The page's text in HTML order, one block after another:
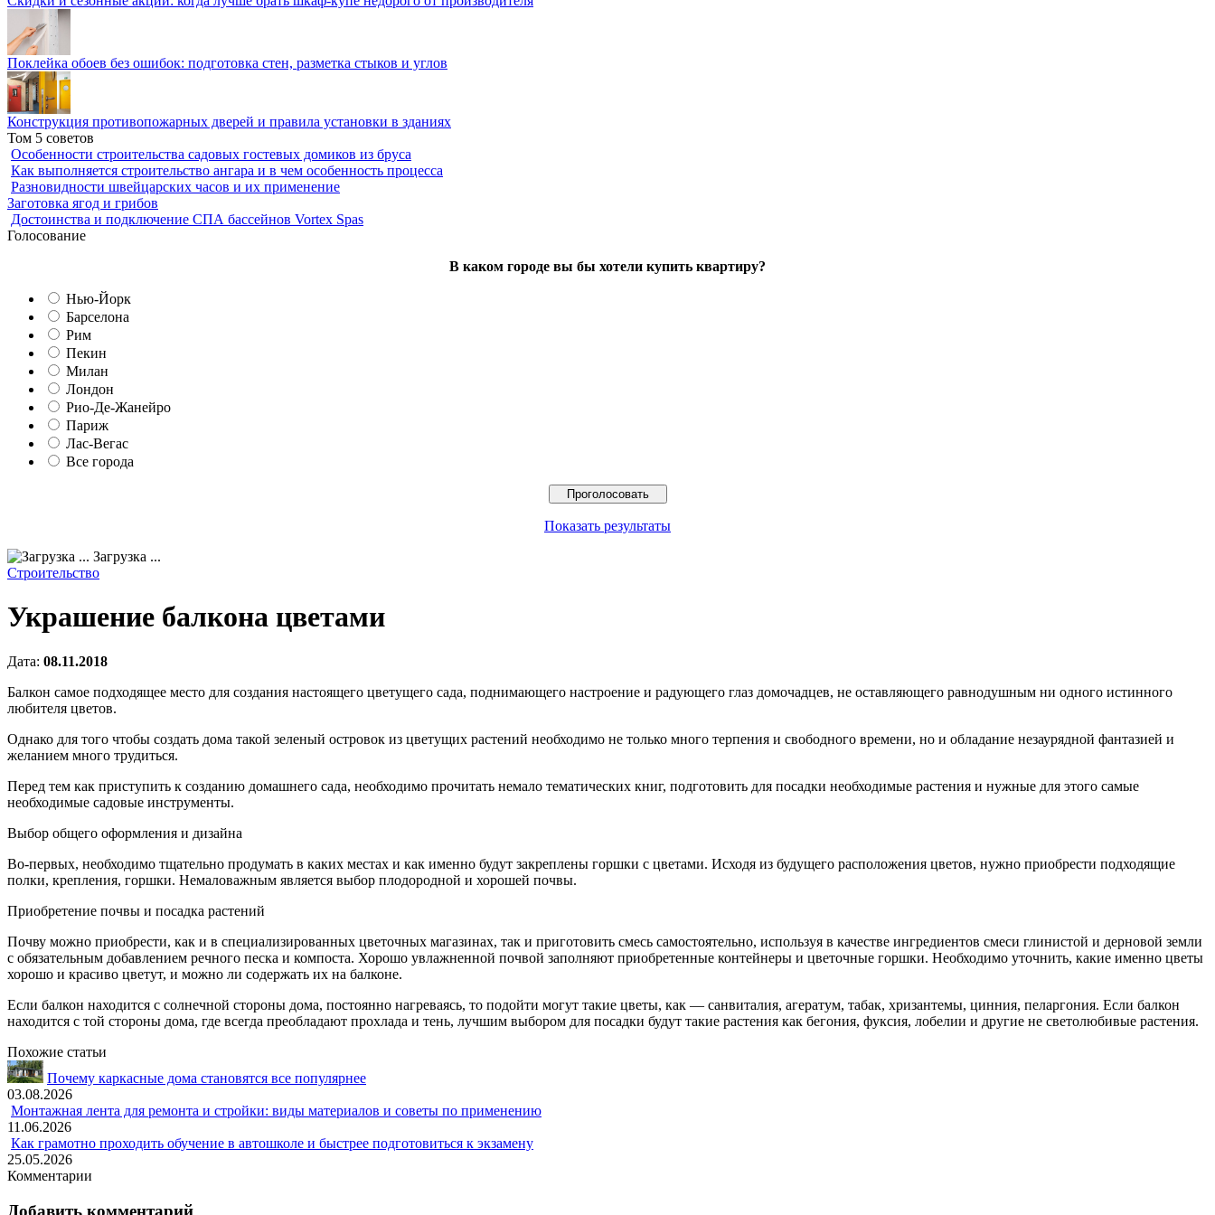
Поклейка обоев без ошибок: подготовка стен, разметка стыков и углов
Конструкция противопожарных дверей и правила установки в зданиях
Том 5 советов
Особенности строительства садовых гостевых домиков из бруса
Как выполняется строительство ангара и в чем особенность процесса
Разновидности швейцарских часов и их применение
Заготовка ягод и грибов
Достоинства и подключение СПА бассейнов Vortex Spas
Голосование
В каком городе вы бы хотели купить квартиру?
Нью-Йорк
Барселона
Рим
Пекин
Милан
Лондон
Рио-Де-Жанейро
Париж
Лас-Вегас
Все города
Показать результаты
Загрузка ...
Строительство
Украшение балкона цветами
Дата: 08.11.2018
Балкон самое подходящее место для создания настоящего цветущего сада, поднимающего настроение и радующего глаз домочадцев, не оставляющего равнодушным ни одного истинного
любителя цветов.
Однако для того чтобы создать дома такой зеленый островок из цветущих растений необходимо не только много терпения и свободного времени, но и обладание незаурядной фантазией и
желанием много трудиться.
Перед тем как приступить к созданию домашнего сада, необходимо прочитать немало тематических книг, подготовить для посадки необходимые растения и нужные для этого самые
необходимые садовые инструменты.
Выбор общего оформления и дизайна
Во-первых, необходимо тщательно продумать в каких местах и как именно будут закреплены горшки с цветами. Исходя из будущего расположения цветов, нужно приобрести подходящие
полки, крепления, горшки. Немаловажным является выбор плодородной и хорошей почвы.
Приобретение почвы и посадка растений
Почву можно приобрести, как и в специализированных цветочных магазинах, так и приготовить смесь самостоятельно, используя в качестве ингредиентов смеси глинистой и дерновой земли
с обязательным добавлением речного песка и компоста. Хорошо увлажненной почвой заполняют приобретенные контейнеры и цветочные горшки. Необходимо уточнить, какие именно цветы
хорошо и красиво цветут, и можно ли содержать их на балконе.
Если балкон находится с солнечной стороны дома, постоянно нагреваясь, то подойти могут такие цветы, как — санвиталия, агератум, табак, хризантемы, цинния, пеларгония. Если балкон
находится с той стороны дома, где всегда преобладают прохлада и тень, лучшим выбором для посадки будут такие растения как бегония, фуксия, лобелии и другие не светолюбивые растения.
Похожие статьи
Почему каркасные дома становятся все популярнее
03.08.2026
Монтажная лента для ремонта и стройки: виды материалов и советы по применению
11.06.2026
Как грамотно проходить обучение в автошколе и быстрее подготовиться к экзамену
25.05.2026
Комментарии
Добавить комментарий